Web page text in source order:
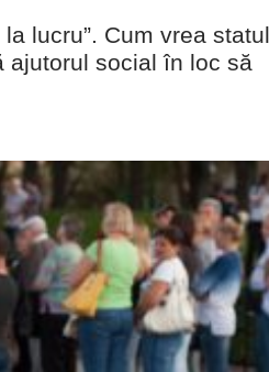
lucru”. Cum vrea statul
ajutorul social în loc să